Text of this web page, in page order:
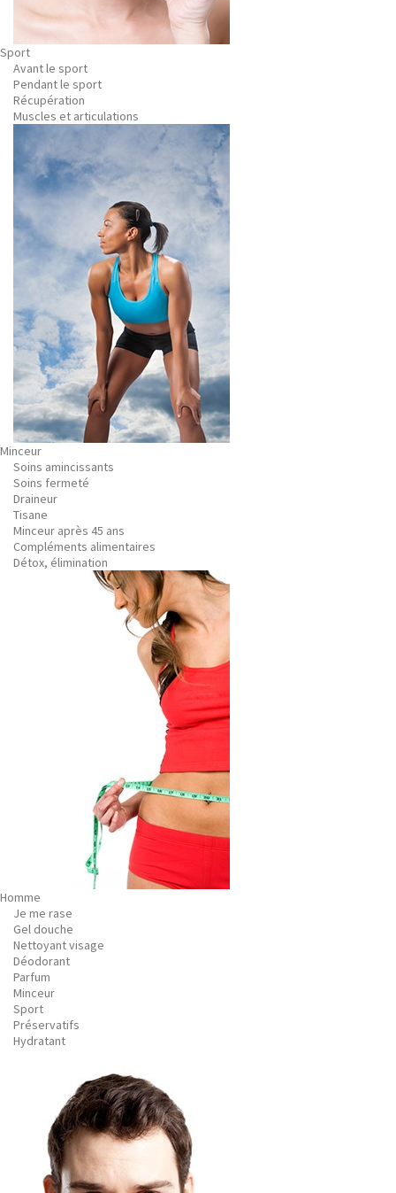
Sport
Avant le sport
Pendant le sport
Récupération
Muscles et articulations
Minceur
Soins amincissants
Soins fermeté
Draineur
Tisane
Minceur après 45 ans
Compléments alimentaires
Détox, élimination
Homme
Je me rase
Gel douche
Nettoyant visage
Déodorant
Parfum
Minceur
Sport
Préservatifs
Hydratant